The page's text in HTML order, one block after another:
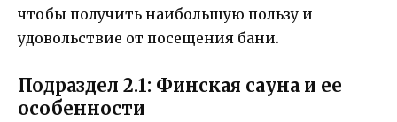
чтобы получить наибольшую пользу и
удовольствие от посещения бани.
Подраздел 2.1: Финская сауна и ее
особенности